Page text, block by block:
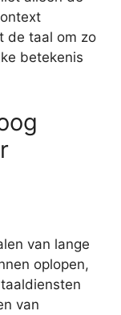
de taal om zo
betekenis
van lange
oplopen,
van